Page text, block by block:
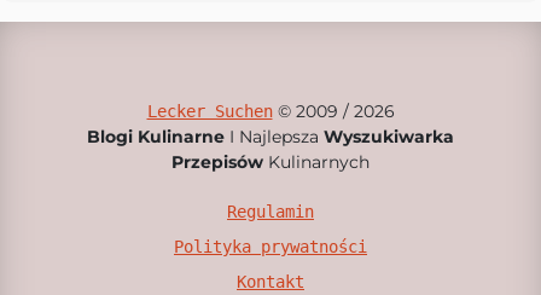
Lecker Suchen© 2009 / 2026
Blogi Kulinarne I Najlepsza Wyszukiwarka
Przepisów Kulinarnych
Regulamin
Polityka prywatności
Kontakt